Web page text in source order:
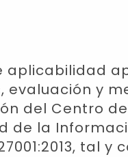
y
del Centro
de la
tal